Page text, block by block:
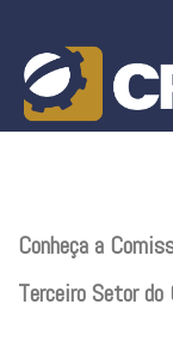
content
Conheça a
Terceiro Setor do